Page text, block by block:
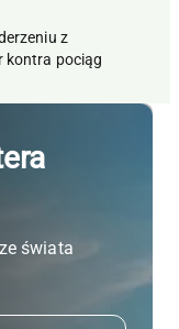
z
kontra pociąg
świata